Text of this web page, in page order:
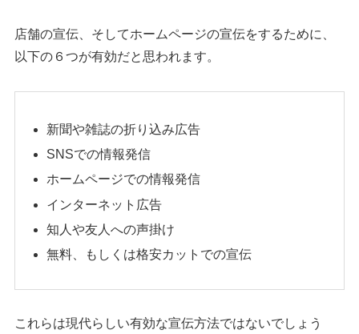
店舗の宣伝、そしてホームページの宣伝をするために、
以下の６つが有効だと思われます。
新聞や雑誌の折り込み広告
SNSでの情報発信
ホームページでの情報発信
インターネット広告
知人や友人への声掛け
無料、もしくは格安カットでの宣伝
これらは現代らしい有効な宣伝方法ではないでしょう